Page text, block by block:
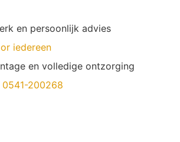
en persoonlijk advies
iedereen
en volledige ontzorging
0541-200268